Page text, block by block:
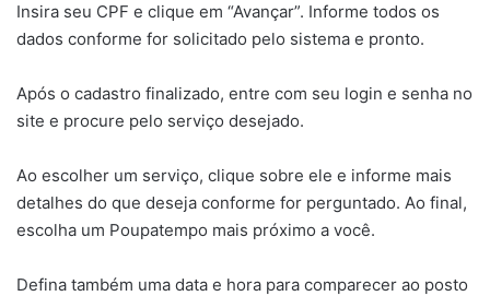
Insira seu CPF e clique em “Avançar”. Informe todos os
dados conforme for solicitado pelo sistema e pronto.
Após o cadastro finalizado, entre com seu login e senha no
site e procure pelo serviço desejado.
Ao escolher um serviço, clique sobre ele e informe mais
detalhes do que deseja conforme for perguntado. Ao final,
escolha um Poupatempo mais próximo a você.
Defina também uma data e hora para comparecer ao posto